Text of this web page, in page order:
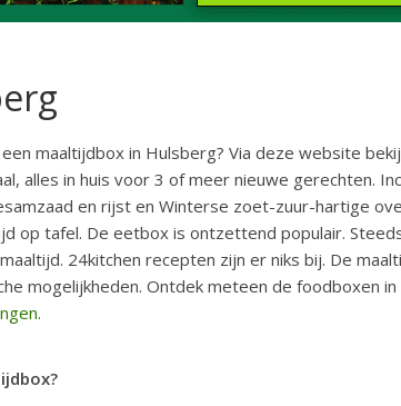
maaltijdbox in Hulsberg? Via deze website
alles in huis voor 3 of meer nieuwe gerechten.
en rijst en Winterse zoet-zuur-hartige
op tafel. De eetbox is ontzettend populair.
24kitchen recepten zijn er niks bij. De
mogelijkheden. Ontdek meteen de foodboxen
.